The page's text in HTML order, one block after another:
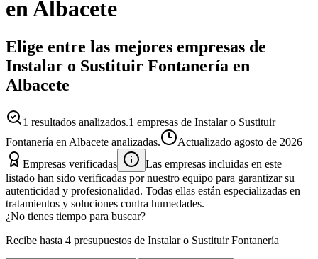
enAlbacete
Elige entre las mejores empresas de
Instalar o Sustituir Fontanería en
Albacete
1 resultados analizados.1 empresas de Instalar o Sustituir
Fontanería en Albacete analizadas.
Actualizado agosto de 2026
Empresas verificadas
Las empresas incluidas en este
listado han sido verificadas por nuestro equipo para garantizar su
autenticidad y profesionalidad. Todas ellas están especializadas en
tratamientos y soluciones contra humedades.
¿No tienes tiempo para buscar?
Recibe hasta 4 presupuestos de Instalar o Sustituir Fontanería